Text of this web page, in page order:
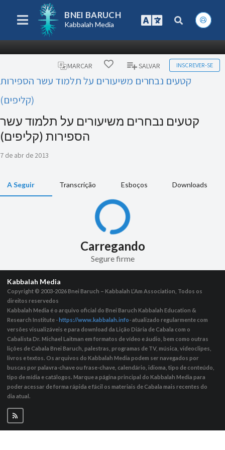
BNEI BARUCH
Kabbalah Media
MARCAR SALVAR INSCREVER-SE
קטעים נבחרים משיעורים על תלמוד עשר הספירות
(קליפים)
קטעים נבחרים משיעורים על תלמוד עשר
הספירות (קליפים)
7 de abr de 2013
A Seguir Transcrição Esboços Downloads
Carregando
Segure firme
Kabbalah Media
Copyright © 2003-2026Bnei Baruch – Kabbalah L’Am Association, Todos os
direitos reservedos
Kabbalah Media é o arquivo oficial do Bnei Baruch Kabbalah Education &
Research Institute - https://www.kabbalah.info- atualizado regularmente com
versões visualizáveis ​​e para download da Lição Diária de Cabala com o
Cabalista Dr. Michael Laitman em formatos de vídeo e áudio, bem como outras
lições de Cabala Bnei Baruch, palestras, programas de TV, música, videoclipes,
livros e textos. Os arquivos do Kabbalah Media podem ser navegados por
buscas por palavra-chave ou frase-chave, calendário, idioma, tipo de conteúdo,
tipo de mídia e catálogos. Marque a página principal do Kabbalah Media para
poder acessar de forma rápida e fácil os materiais de Cabala mais recentes do
dia atual.